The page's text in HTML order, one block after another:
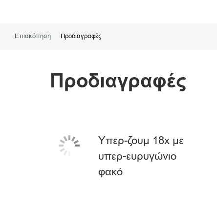
Επισκόπηση Προδιαγραφές
Προδιαγραφές
Υπερ-ζουμ 18x με
υπερ-ευρυγώνιο
φακό